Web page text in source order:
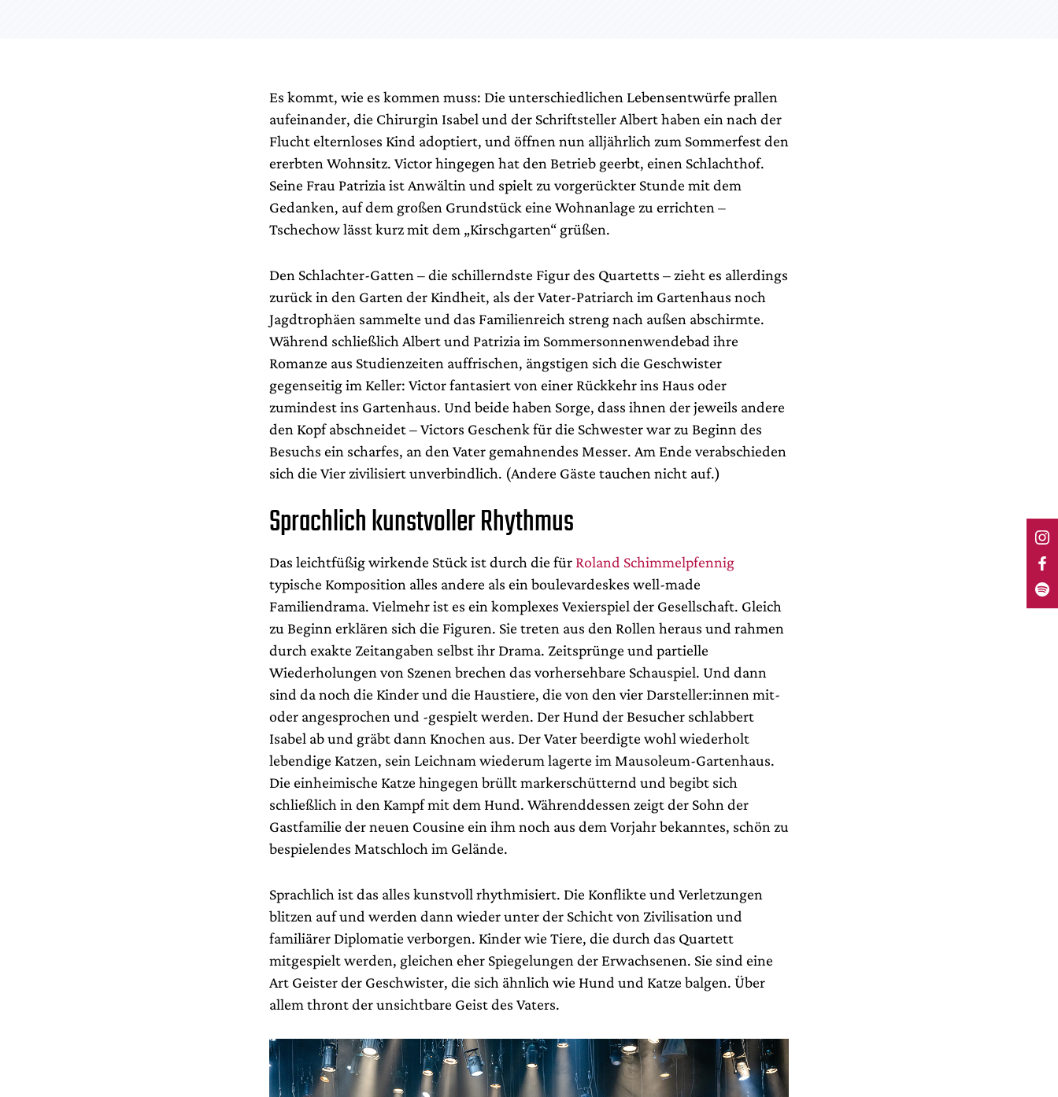
Es kommt, wie es kommen muss: Die unterschiedlichen Lebensentwürfe prallen
aufeinander, die Chirurgin Isabel und der Schriftsteller Albert haben ein nach der
Flucht elternloses Kind adoptiert, und öffnen nun alljährlich zum Sommerfest den
ererbten Wohnsitz. Victor hingegen hat den Betrieb geerbt, einen Schlachthof.
Seine Frau Patrizia ist Anwältin und spielt zu vorgerückter Stunde mit dem
Gedanken, auf dem großen Grundstück eine Wohnanlage zu errichten –
Tschechow lässt kurz mit dem „Kirschgarten“ grüßen.
Den Schlachter-Gatten – die schillerndste Figur des Quartetts – zieht es allerdings
zurück in den Garten der Kindheit, als der Vater-Patriarch im Gartenhaus noch
Jagdtrophäen sammelte und das Familienreich streng nach außen abschirmte.
Während schließlich Albert und Patrizia im Sommersonnenwendebad ihre
Romanze aus Studienzeiten auffrischen, ängstigen sich die Geschwister
gegenseitig im Keller: Victor fantasiert von einer Rückkehr ins Haus oder
zumindest ins Gartenhaus. Und beide haben Sorge, dass ihnen der jeweils andere
den Kopf abschneidet – Victors Geschenk für die Schwester war zu Beginn des
Besuchs ein scharfes, an den Vater gemahnendes Messer. Am Ende verabschieden
sich die Vier zivilisiert unverbindlich. (Andere Gäste tauchen nicht auf.)
Sprachlich kunstvoller Rhythmus
Das leichtfüßig wirkende Stück ist durch die für Roland Schimmelpfennig
typische Komposition alles andere als ein boulevardeskes well-made
Familiendrama. Vielmehr ist es ein komplexes Vexierspiel der Gesellschaft. Gleich
zu Beginn erklären sich die Figuren. Sie treten aus den Rollen heraus und rahmen
durch exakte Zeitangaben selbst ihr Drama. Zeitsprünge und partielle
Wiederholungen von Szenen brechen das vorhersehbare Schauspiel. Und dann
sind da noch die Kinder und die Haustiere, die von den vier Darsteller:innen mit-
oder angesprochen und -gespielt werden. Der Hund der Besucher schlabbert
Isabel ab und gräbt dann Knochen aus. Der Vater beerdigte wohl wiederholt
lebendige Katzen, sein Leichnam wiederum lagerte im Mausoleum-Gartenhaus.
Die einheimische Katze hingegen brüllt markerschütternd und begibt sich
schließlich in den Kampf mit dem Hund. Währenddessen zeigt der Sohn der
Gastfamilie der neuen Cousine ein ihm noch aus dem Vorjahr bekanntes, schön zu
bespielendes Matschloch im Gelände.
Sprachlich ist das alles kunstvoll rhythmisiert. Die Konflikte und Verletzungen
blitzen auf und werden dann wieder unter der Schicht von Zivilisation und
familiärer Diplomatie verborgen. Kinder wie Tiere, die durch das Quartett
mitgespielt werden, gleichen eher Spiegelungen der Erwachsenen. Sie sind eine
Art Geister der Geschwister, die sich ähnlich wie Hund und Katze balgen. Über
allem thront der unsichtbare Geist des Vaters.